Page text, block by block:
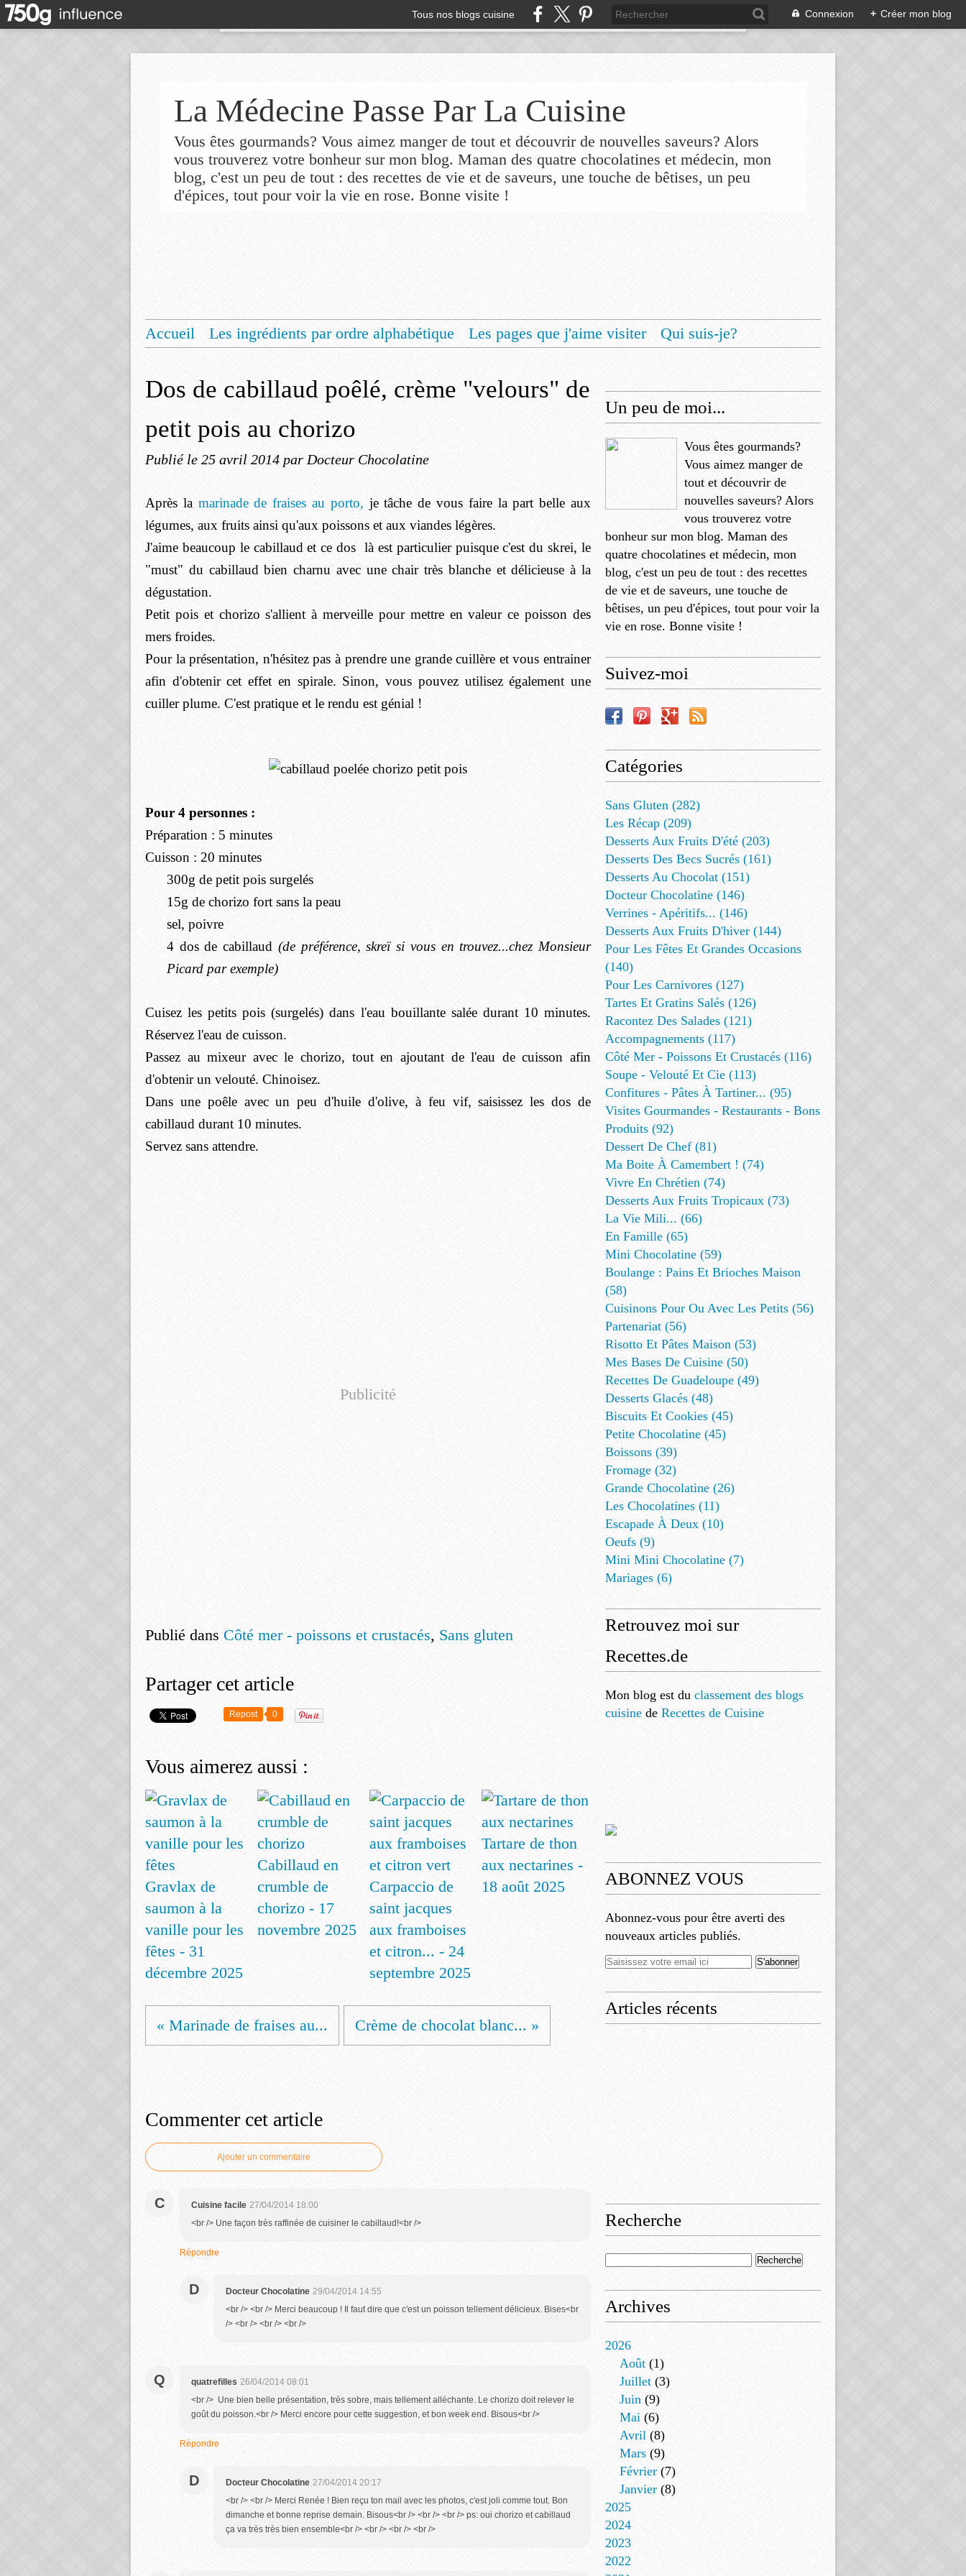
Tous nos blogs cuisine Connexion + Créer mon blog
La Médecine Passe Par La Cuisine
Vous êtes gourmands? Vous aimez manger de tout et découvrir de nouvelles saveurs? Alors
vous trouverez votre bonheur sur mon blog. Maman des quatre chocolatines et médecin, mon
blog, c'est un peu de tout : des recettes de vie et de saveurs, une touche de bêtises, un peu
d'épices, tout pour voir la vie en rose. Bonne visite !
Accueil Les ingrédients par ordre alphabétique Les pages que j'aime visiter
Qui suis-je?
Dos de cabillaud poêlé, crème "velours" de
petit pois au chorizo
Publié le 25 avril 2014 par Docteur Chocolatine
Après la marinade de fraises au porto, je tâche de vous faire la part belle aux
légumes, aux fruits ainsi qu'aux poissons et aux viandes légères.
J'aime beaucoup le cabillaud et ce dos là est particulier puisque c'est du skrei, le
"must" du cabillaud bien charnu avec une chair très blanche et délicieuse à la
dégustation.
Petit pois et chorizo s'allient à merveille pour mettre en valeur ce poisson des
mers froides.
Pour la présentation, n'hésitez pas à prendre une grande cuillère et vous entrainer
afin d'obtenir cet effet en spirale. Sinon, vous pouvez utilisez également une
cuiller plume. C'est pratique et le rendu est génial !
Pour 4 personnes :
Préparation : 5 minutes
Cuisson : 20 minutes
300g de petit pois surgelés
15g de chorizo fort sans la peau
sel, poivre
4 dos de cabillaud (de préférence, skreï si vous en trouvez...chez Monsieur
Picard par exemple)
Cuisez les petits pois (surgelés) dans l'eau bouillante salée durant 10 minutes.
Réservez l'eau de cuisson.
Passez au mixeur avec le chorizo, tout en ajoutant de l'eau de cuisson afin
d'obtenir un velouté. Chinoisez.
Dans une poêle avec un peu d'huile d'olive, à feu vif, saisissez les dos de
cabillaud durant 10 minutes.
Servez sans attendre.
Publicité
Publié dans Côté mer - poissons et crustacés, Sans gluten
Partager cet article
Repost 0
Vous aimerez aussi :
Gravlax de
saumon à la
vanille pour les
fêtes - 31
décembre 2025
Cabillaud en
crumble de
chorizo - 17
novembre 2025
Carpaccio de
saint jacques
aux framboises
et citron... - 24
septembre 2025
Tartare de thon
aux nectarines -
18 août 2025
« Marinade de fraises au... Crème de chocolat blanc... »
Commenter cet article
Ajouter un commentaire
C Cuisine facile 27/04/2014 18:00
<br /> Une façon très raffinée de cuisiner le cabillaud!<br />
Répondre
D Docteur Chocolatine 29/04/2014 14:55
<br /> <br /> Merci beaucoup ! Il faut dire que c'est un poisson tellement délicieux. Bises<br
/> <br /> <br /> <br />
Q quatrefilles 26/04/2014 08:01
<br /> Une bien belle présentation, très sobre, mais tellement alléchante. Le chorizo doit relever le
goût du poisson.<br /> Merci encore pour cette suggestion, et bon week end. Bisous<br />
Répondre
D Docteur Chocolatine 27/04/2014 20:17
<br /> <br /> Merci Renée ! Bien reçu ton mail avec les photos, c'est joli comme tout. Bon
dimanche et bonne reprise demain. Bisous<br /> <br /> <br /> ps: oui chorizo et cabillaud
ça va très très bien ensemble<br /> <br /> <br /> <br />
Un peu de moi...
Vous êtes gourmands?
Vous aimez manger de
tout et découvrir de
nouvelles saveurs? Alors
vous trouverez votre
bonheur sur mon blog. Maman des
quatre chocolatines et médecin, mon
blog, c'est un peu de tout : des recettes
de vie et de saveurs, une touche de
bêtises, un peu d'épices, tout pour voir la
vie en rose. Bonne visite !
Suivez-moi
Catégories
Sans Gluten (282)
Les Récap (209)
Desserts Aux Fruits D'été (203)
Desserts Des Becs Sucrés (161)
Desserts Au Chocolat (151)
Docteur Chocolatine (146)
Verrines - Apéritifs... (146)
Desserts Aux Fruits D'hiver (144)
Pour Les Fêtes Et Grandes Occasions
(140)
Pour Les Carnivores (127)
Tartes Et Gratins Salés (126)
Racontez Des Salades (121)
Accompagnements (117)
Côté Mer - Poissons Et Crustacés (116)
Soupe - Velouté Et Cie (113)
Confitures - Pâtes À Tartiner... (95)
Visites Gourmandes - Restaurants - Bons
Produits (92)
Dessert De Chef (81)
Ma Boite À Camembert ! (74)
Vivre En Chrétien (74)
Desserts Aux Fruits Tropicaux (73)
La Vie Mili... (66)
En Famille (65)
Mini Chocolatine (59)
Boulange : Pains Et Brioches Maison
(58)
Cuisinons Pour Ou Avec Les Petits (56)
Partenariat (56)
Risotto Et Pâtes Maison (53)
Mes Bases De Cuisine (50)
Recettes De Guadeloupe (49)
Desserts Glacés (48)
Biscuits Et Cookies (45)
Petite Chocolatine (45)
Boissons (39)
Fromage (32)
Grande Chocolatine (26)
Les Chocolatines (11)
Escapade À Deux (10)
Oeufs (9)
Mini Mini Chocolatine (7)
Mariages (6)
Retrouvez moi sur
Recettes.de
Mon blog est du classement des blogs
cuisine de Recettes de Cuisine
ABONNEZ VOUS
Abonnez-vous pour être averti des
nouveaux articles publiés.
Articles récents
Recherche
Archives
2026
Août (1)
Juillet (3)
Juin (9)
Mai (6)
Avril (8)
Mars (9)
Février (7)
Janvier (8)
2025
2024
2023
2022